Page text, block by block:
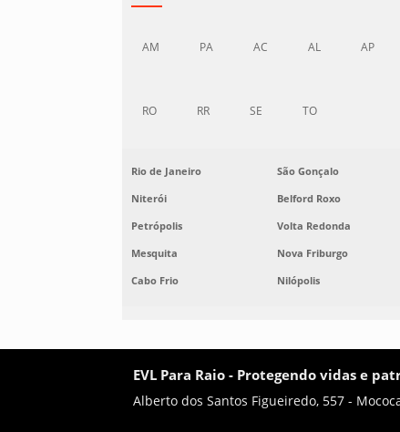
AM PA AC AL AP
RO RR SE TO
Rio de Janeiro São Gonçalo
Niterói
Belford Roxo
Petrópolis
Volta Redonda
Mesquita
Nova Friburgo
Cabo Frio
Nilópolis
EVL Para Raio - Protegendo vidas e
Alberto dos Santos Figueiredo, 557 -